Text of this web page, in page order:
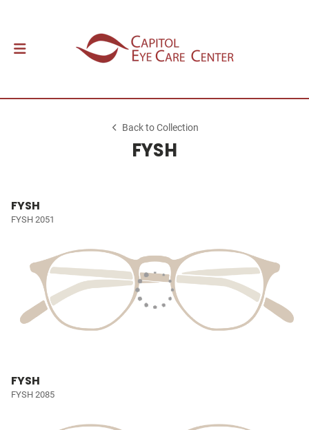
Back to Collection
FYSH
FYSH
FYSH 2051
FYSH
FYSH 2085